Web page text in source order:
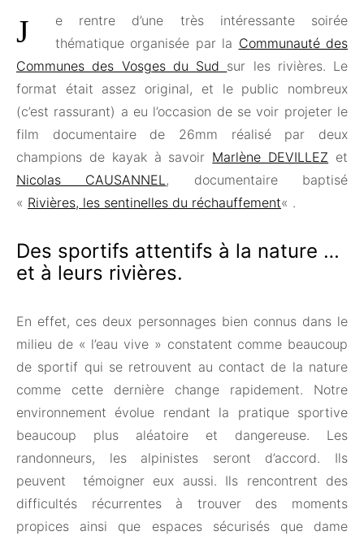
Je rentre d’une très intéressante soirée thématique organisée par la Communauté des
Communes des Vosges du Sud sur les rivières. Le
format était assez original, et le public nombreux
(c’est rassurant) a eu l’occasion de se voir projeter le
film documentaire de 26mm réalisé par deux
champions de kayak à savoir Marlène DEVILLEZ et
Nicolas CAUSANNEL, documentaire baptisé
« Rivières, les sentinelles du réchauffement« .
Des sportifs attentifs à la nature …
et à leurs rivières.
En effet, ces deux personnages bien connus dans le
milieu de « l’eau vive » constatent comme beaucoup
de sportif qui se retrouvent au contact de la nature
comme cette dernière change rapidement. Notre
environnement évolue rendant la pratique sportive
beaucoup plus aléatoire et dangereuse. Les
randonneurs, les alpinistes seront d’accord. Ils
peuvent témoigner eux aussi. Ils rencontrent des
difficultés récurrentes à trouver des moments
propices ainsi que espaces sécurisés que dame